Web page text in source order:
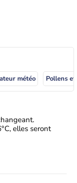
météo Pollens
elles seront